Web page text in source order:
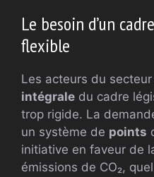
Le besoin d’un
flexible
Les acteurs du
intégrale du cadre
trop rigide. La
un système de points
initiative en faveur de
émissions de CO₂,